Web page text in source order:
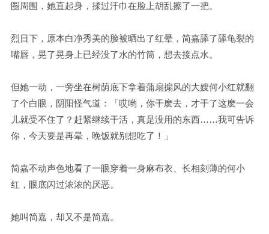
圈周围，她直起身，揉过汗巾在脸上胡乱擦了一把。
烈日下，原本白净秀美的脸被晒出了红晕，简嘉舔了舔龟裂的
嘴唇，晃了晃身上已经没了水的竹筒，想去接点水。
但她一动，一旁坐在树荫底下拿着蒲扇搧风的大嫂何小红就翻
了个白眼，阴阳怪气道：「哎哟，你干麽去，才干了这麽一会
儿就受不住了？赶紧继续干活，真是没用的东西……我可告诉
你，今天要是再晕，晚饭就别想吃了！」
简嘉不动声色地看了一眼穿着一身麻布衣、长相刻薄的何小
红，眼底闪过浓浓的厌恶。
她叫简嘉，却又不是简嘉。